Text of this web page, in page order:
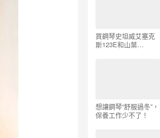
買鋼琴史坦威艾塞克
斯123E和山葉
想讓鋼琴“舒服過冬”，
保養工作少不了！